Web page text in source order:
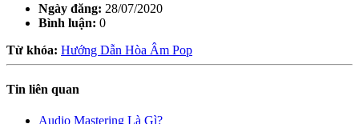
Ngày đăng: 28/07/2020
Bình luận: 0
Từ khóa: Hướng Dẫn Hòa Âm Pop
Tin liên quan
Audio Mastering Là Gì?